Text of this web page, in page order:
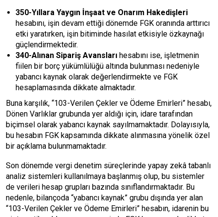
350-Yıllara Yaygın İnşaat ve Onarım Hakedişleri
hesabını, işin devam ettiği dönemde FGK oranında arttırıcı
etki yaratırken, işin bitiminde hasılat etkisiyle özkaynağı
güçlendirmektedir.
340-Alınan Sipariş Avansları hesabını ise, işletmenin
fiilen bir borç yükümlülüğü altında bulunması nedeniyle
yabancı kaynak olarak değerlendirmekte ve FGK
hesaplamasında dikkate almaktadır.
Buna karşılık, “103-Verilen Çekler ve Ödeme Emirleri” hesabı,
Dönen Varlıklar grubunda yer aldığı için, idare tarafından
biçimsel olarak yabancı kaynak sayılmamaktadır. Dolayısıyla,
bu hesabın FGK kapsamında dikkate alınmasına yönelik özel
bir açıklama bulunmamaktadır.
Son dönemde vergi denetim süreçlerinde yapay zekâ tabanlı
analiz sistemleri kullanılmaya başlanmış olup, bu sistemler
de verileri hesap grupları bazında sınıflandırmaktadır. Bu
nedenle, bilançoda “yabancı kaynak” grubu dışında yer alan
“103-Verilen Çekler ve Ödeme Emirleri” hesabın, idarenin bu